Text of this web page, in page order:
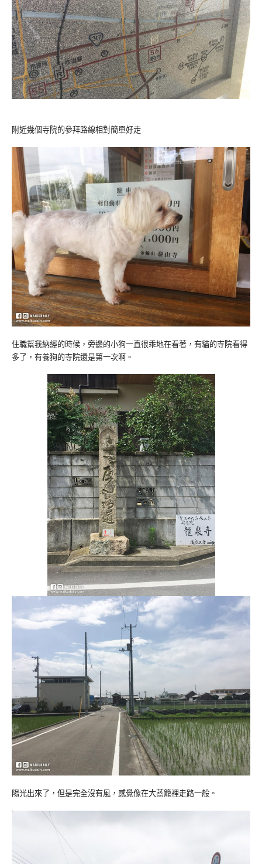
附近幾個寺院的參拜路線相對簡單好走
住職幫我納經的時候，旁邊的小狗一直很乖地在看著，有貓的寺院看得
多了，有養狗的寺院還是第一次啊。
陽光出來了，但是完全沒有風，感覺像在大蒸籠裡走路一般。